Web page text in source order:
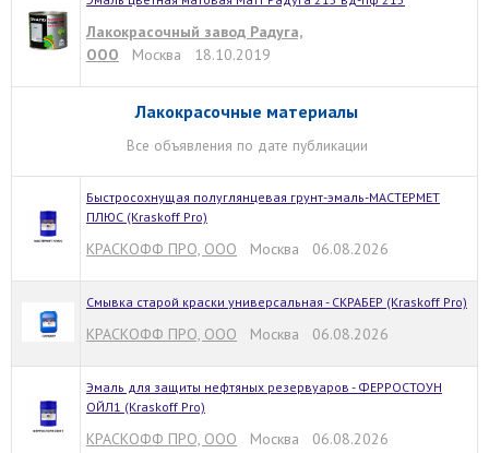
Лакокрасочный завод Радуга,
ООО Москва 18.10.2019
Лакокрасочные материалы
Все объявления по дате публикации
Быстросохнущая полуглянцевая грунт-эмаль-МАСТЕРМЕТ
ПЛЮС (Kraskoff Pro)
КРАСКОФФ ПРО, ООО Москва 06.08.2026
Смывка старой краски универсальная - СКРАБЕР (Kraskoff Pro)
КРАСКОФФ ПРО, ООО Москва 06.08.2026
Эмаль для защиты нефтяных резервуаров - ФЕРРОСТОУН
ОЙЛ1 (Kraskoff Pro)
КРАСКОФФ ПРО, ООО Москва 06.08.2026